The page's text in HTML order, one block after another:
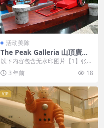
活动美陈
The Peak Galleria 山頂廣場
美陈案例美陈网站美陈前沿
(5)
以下内容包含无水印图片【1】张
，开通会员无障碍浏览 开通VIP会
员 3 年前 18
VIP